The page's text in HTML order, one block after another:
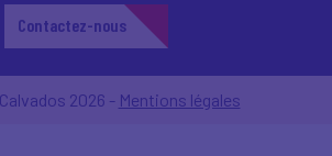
Contactez-nous
2026 - Mentions légales